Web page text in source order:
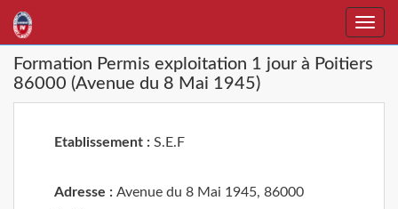
Toggle
Formation Permis exploitation 1 jour à Poitiers
86000 (Avenue du 8 Mai 1945)
Etablissement : S.E.F
Adresse : Avenue du 8 Mai 1945, 86000